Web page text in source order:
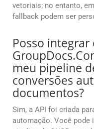
vetoriais; no entanto,
fallback podem ser
Posso integrar
meu pipeline
conversões
documentos?
Sim, a API foi criada
automação. Você pode